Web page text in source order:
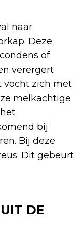
naar
Deze
of
verergert
vocht zich met
melkachtige
bij
Bij deze
Dit gebeurt
DE